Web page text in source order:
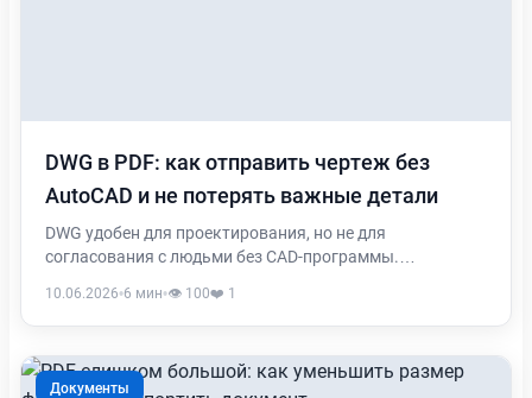
DWG в PDF: как отправить чертеж без
AutoCAD и не потерять важные детали
DWG удобен для проектирования, но не для
согласования с людьми без CAD-программы.
проверить до отправки и почему исходный DWG всё
равно стоит сохранить.
10.06.2026•6 мин•👁️ 100❤️ 1
Документы